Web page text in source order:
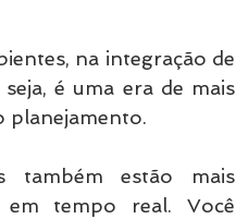
na integração de
é uma era de mais
planejamento.
também estão mais
em tempo real. Você